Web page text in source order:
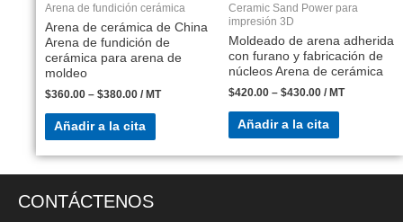
Arena de fundición cerámica
Arena de cerámica de China
Arena de fundición de
cerámica para arena de
moldeo
$360.00 – $380.00 / MT
Añadir a la cita
Ceramic Sand Power para
impresión 3D
Moldeado de arena adherida
con furano y fabricación de
núcleos Arena de cerámica
$420.00 – $430.00 / MT
Añadir a la cita
CONTÁCTENOS